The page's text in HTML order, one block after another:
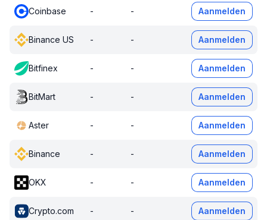
Coinbase - - Aanmelden
Binance US - - Aanmelden
Bitfinex - - Aanmelden
BitMart - - Aanmelden
Aster - - Aanmelden
Binance - - Aanmelden
OKX - - Aanmelden
Crypto.com - - Aanmelden